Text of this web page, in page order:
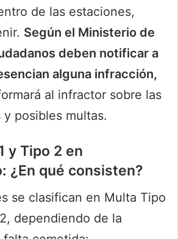
de las estaciones,
Según el Ministerio de
deben notificar a
alguna infracción,
al infractor sobre las
posibles multas.
y Tipo 2 en
¿En qué consisten?
se clasifican en Multa Tipo
dependiendo de la